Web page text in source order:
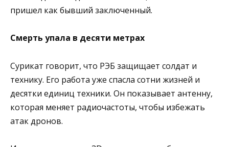
пришел как бывший заключенный.
Смерть упала в десяти метрах
Сурикат говорит, что РЭБ защищает солдат и
технику. Его работа уже спасла сотни жизней и
десятки единиц техники. Он показывает антенну,
которая меняет радиочастоты, чтобы избежать
атак дронов.